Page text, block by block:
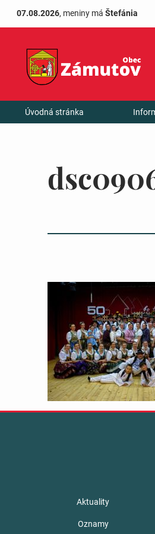
07.08.2026, meniny má Štefánia
Úvodná stránka
Aktuality
Oznamy